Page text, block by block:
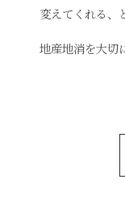
変えてくれる、
地産地消を大切